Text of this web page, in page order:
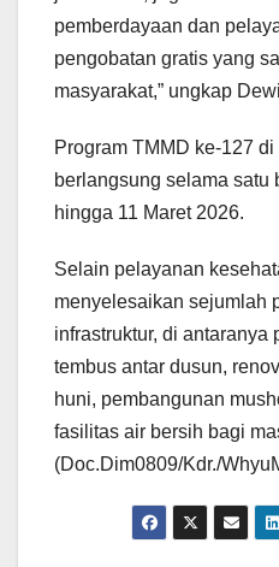
pemberdayaan dan
pengobatan gratis yang
masyarakat,” ungkap
Program TMMD ke-127
berlangsung selama satu
hingga 11 Maret 2026.
Selain pelayanan
menyelesaikan sejumlah
infrastruktur, di antaranya
tembus antar dusun,
huni, pembangunan
fasilitas air bersih bagi
(Doc.Dim0809/Kdr./